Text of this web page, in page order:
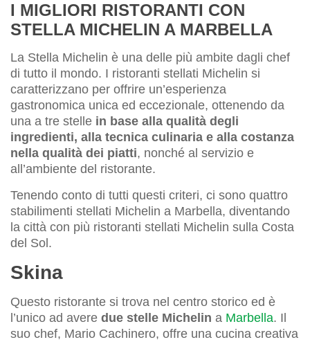
I MIGLIORI RISTORANTI CON
STELLA MICHELIN A MARBELLA
La Stella Michelin è una delle più ambite dagli chef
di tutto il mondo. I ristoranti stellati Michelin si
caratterizzano per offrire un’esperienza
gastronomica unica ed eccezionale, ottenendo da
una a tre stelle in base alla qualità degli
ingredienti, alla tecnica culinaria e alla costanza
nella qualità dei piatti, nonché al servizio e
all’ambiente del ristorante.
Tenendo conto di tutti questi criteri, ci sono quattro
stabilimenti stellati Michelin a Marbella, diventando
la città con più ristoranti stellati Michelin sulla Costa
del Sol.
Skina
Questo ristorante si trova nel centro storico ed è
l’unico ad avere due stelle Michelin a Marbella. Il
suo chef, Mario Cachinero, offre una cucina creativa